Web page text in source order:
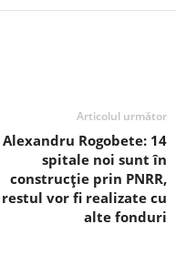
Articolul următor
Alexandru Rogobete: 14
spitale noi sunt în
construcție prin PNRR,
restul vor fi realizate cu
alte fonduri